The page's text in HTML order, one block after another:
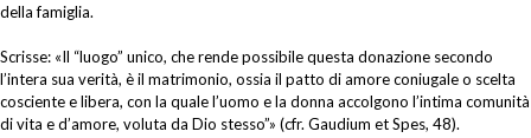
della famiglia.
Scrisse: «Il “luogo” unico, che rende possibile questa donazione secondo
l’intera sua verità, è il matrimonio, ossia il patto di amore coniugale o scelta
cosciente e libera, con la quale l’uomo e la donna accolgono l’intima comunità
di vita e d’amore, voluta da Dio stesso”» (cfr. Gaudium et Spes, 48).